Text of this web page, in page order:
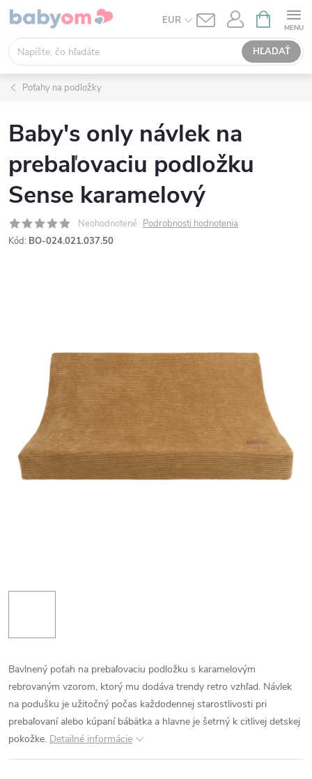
Prejsť
obsah
EUR
HĽADAŤ
KOŠÍK
Poťahy na podložky
Baby's only návlek na
prebaľovaciu podložku
Sense karamelový
Neohodnotené Podrobnosti hodnotenia
Kód: BO-024.021.037.50
Bavlnený poťah na prebaľovaciu podložku s karamelovým
rebrovaným vzorom, ktorý mu dodáva trendy retro vzhľad. Návlek
na podušku je užitočný počas každodennej starostlivosti pri
prebaľovaní alebo kúpaní bábätka a hlavne je šetrný k citlivej detskej
pokožke. Detailné informácie